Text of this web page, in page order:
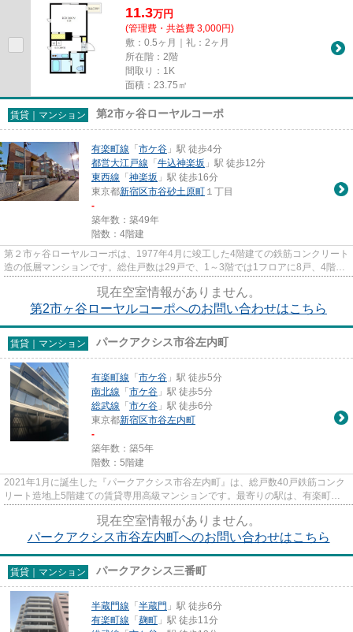
11.3万円
(管理費・共益費 3,000円)
敷：0.5ヶ月｜礼：2ヶ月
所在階：2階
間取り：1K
面積：23.75㎡
賃貸｜マンション 第2市ヶ谷ローヤルコーポ
有楽町線 「 市ケ谷 」駅 徒歩4分
都営大江戸線 「 牛込神楽坂 」駅 徒歩12分
東西線 「 神楽坂 」駅 徒歩16分
東京都新宿区市谷砂土原町 １丁目
-
築年数：築49年
階数：4階建
第２市ヶ谷ローヤルコーポは、1977年4月に竣工した4階建ての鉄筋コンクリート
造の低層マンションです。総住戸数は29戸で、1～3階では1フロアに8戸、4階部
現在空室情報がありません。
第2市ヶ谷ローヤルコーポへのお問い合わせはこちら
賃貸｜マンション パークアクシス市谷左内町
有楽町線 「 市ケ谷 」駅 徒歩5分
南北線 「 市ケ谷 」駅 徒歩5分
総武線 「 市ケ谷 」駅 徒歩6分
東京都新宿区市谷左内町
-
築年数：築5年
階数：5階建
2021年1月に誕生した『パークアクシス市谷左内町』は、総戸数40戸鉄筋コンク
リート造地上5階建ての賃貸専用高級マンションです。最寄りの駅は、有楽町
現在空室情報がありません。
パークアクシス市谷左内町へのお問い合わせはこちら
賃貸｜マンション パークアクシス三番町
半蔵門線 「 半蔵門 」駅 徒歩6分
有楽町線 「 麹町 」駅 徒歩11分